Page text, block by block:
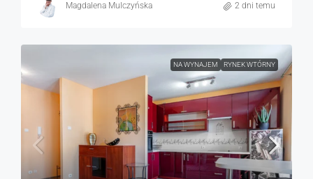
Magdalena Mulczyńska 2 dni temu
NA WYNAJEM RYNEK WTÓRNY